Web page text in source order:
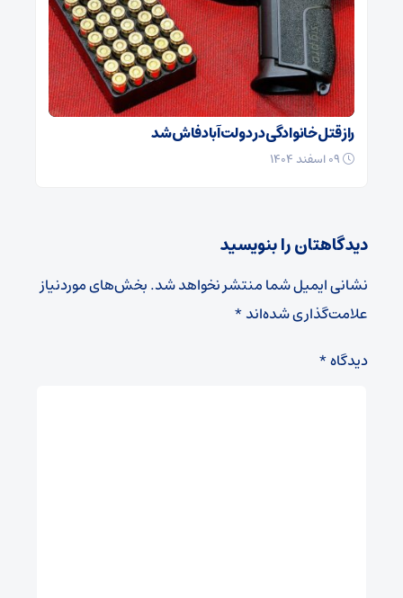
راز قتل خانوادگی در دولت‌آباد فاش شد
دیدگاهتان را بنویسید
نشانی ایمیل شما منتشر نخواهد شد.بخش‌های موردنیاز
علامت‌گذاری شده‌اند*
دیدگاه*